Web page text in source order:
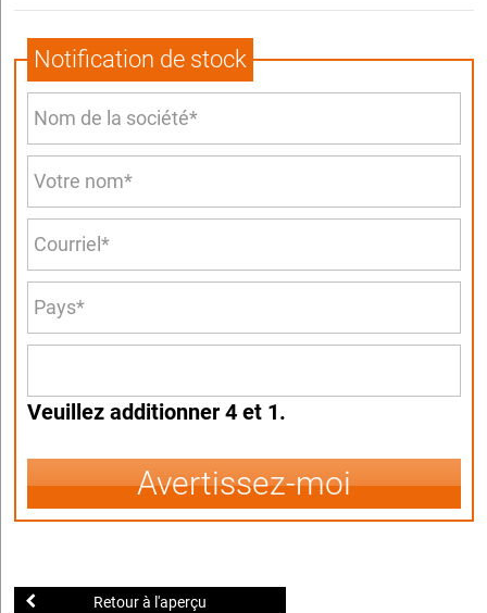
Notification de stock
Veuillez additionner 4 et 1.
Avertissez-moi
Retour à l'aperçu